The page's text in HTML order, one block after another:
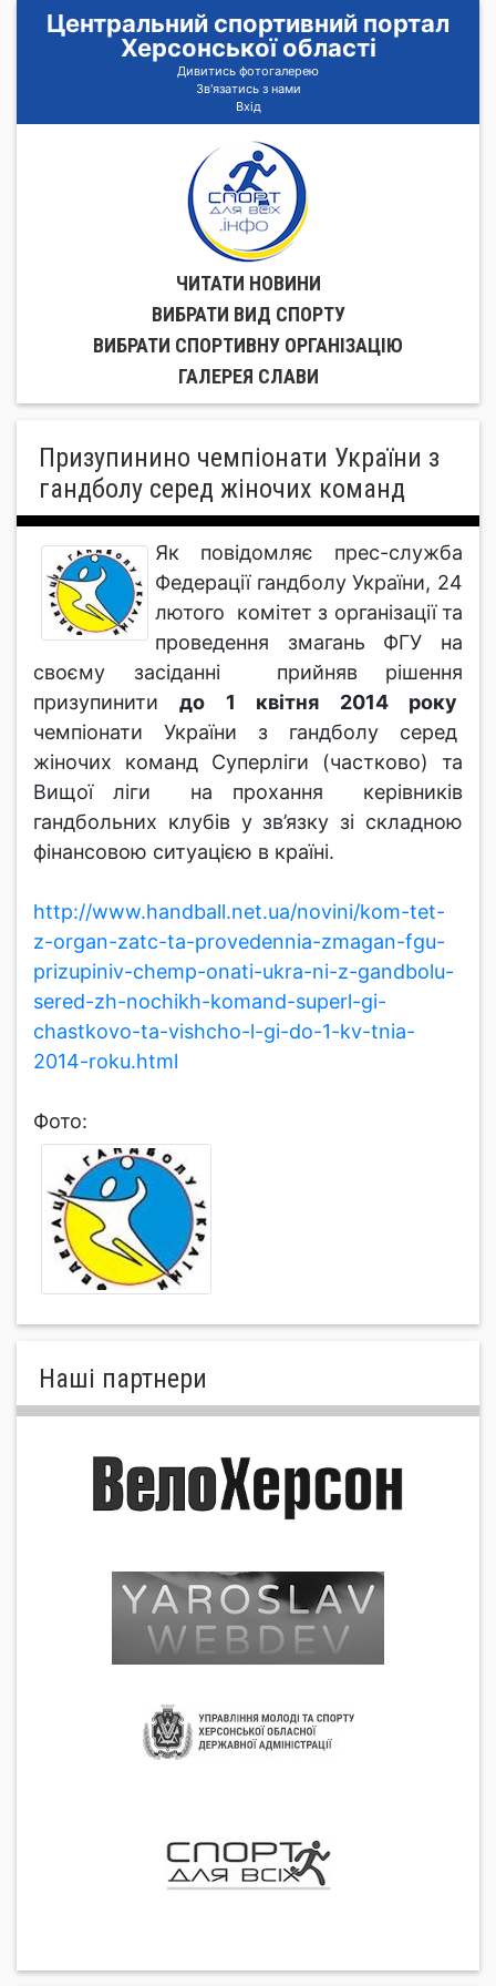
Центральний спортивний портал
Херсонської області
Дивитись фотогалерею
Зв'язатись з нами
Вхід
ЧИТАТИ НОВИНИ
ВИБРАТИ ВИД СПОРТУ
ВИБРАТИ СПОРТИВНУ ОРГАНIЗАЦIЮ
ГАЛЕРЕЯ СЛАВИ
Призупинино чемпіонати України з
гандболу серед жіночих команд
Як повідомляє прес-служба
Федерації гандболу України, 24
лютого комітет з організації та
проведення змагань ФГУ на
своєму засіданні прийняв рішення
призупинитидо 1 квітня 2014 року
чемпіонати України з гандболу серед
жіночих команд Суперліги (частково) та
Вищої ліги на прохання керівників
гандбольних клубів у зв’язку зі складною
фінансовою ситуацією в країні.
http://www.handball.net.ua/novini/kom-tet-
z-organ-zatc-ta-provedennia-zmagan-fgu-
prizupiniv-chemp-onati-ukra-ni-z-gandbolu-
sered-zh-nochikh-komand-superl-gi-
chastkovo-ta-vishcho-l-gi-do-1-kv-tnia-
2014-roku.html
Фото:
Нашi партнери